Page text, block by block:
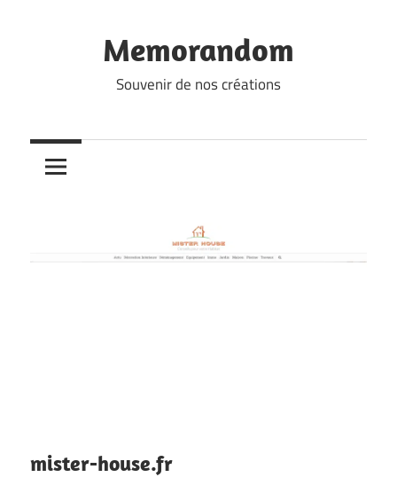
Memorandom
Souvenir de nos créations
mister-house.fr